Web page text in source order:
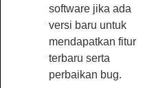
software jika ada
versi baru untuk
mendapatkan fitur
terbaru serta
perbaikan bug.